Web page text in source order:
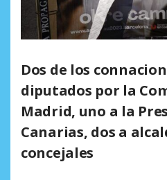
Dos de los
diputados por la
Madrid, uno a la
Canarias, dos a
concejales